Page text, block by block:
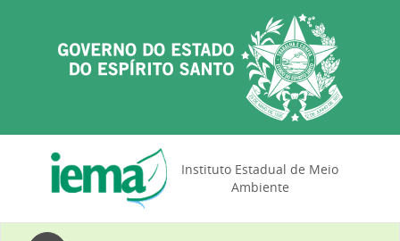
Instituto Estadual de Meio
Ambiente